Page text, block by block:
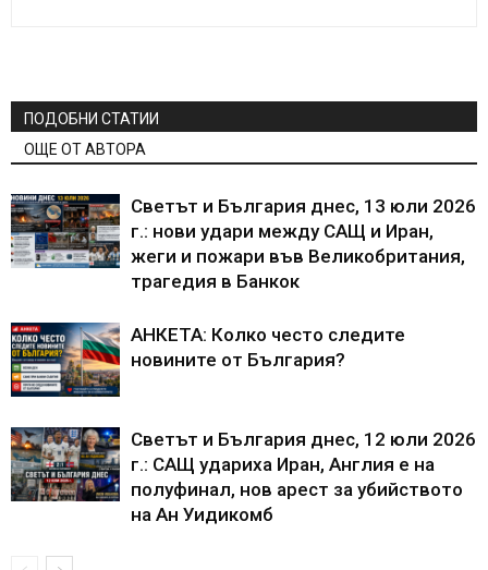
ПОДОБНИ СТАТИИ
ОЩЕ ОТ АВТОРА
Светът и България днес, 13 юли 2026
г.: нови удари между САЩ и Иран,
жеги и пожари във Великобритания,
трагедия в Банкок
АНКЕТА: Колко често следите
новините от България?
Светът и България днес, 12 юли 2026
г.: САЩ удариха Иран, Англия е на
полуфинал, нов арест за убийството
на Ан Уидикомб